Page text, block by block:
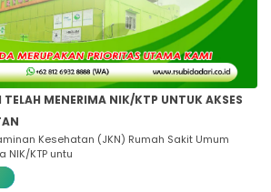
MENERIMA NIK/KTP UNTUK AKSES
Kesehatan (JKN) Rumah Sakit Umum
NIK/KTP untu